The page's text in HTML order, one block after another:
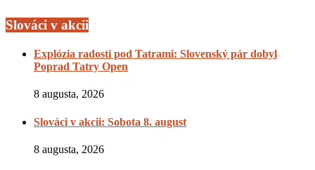
Slováci v akcii
Explózia radosti pod Tatrami: Slovenský pár dobyl
Poprad Tatry Open
8 augusta, 2026
Slováci v akcii: Sobota 8. august
8 augusta, 2026